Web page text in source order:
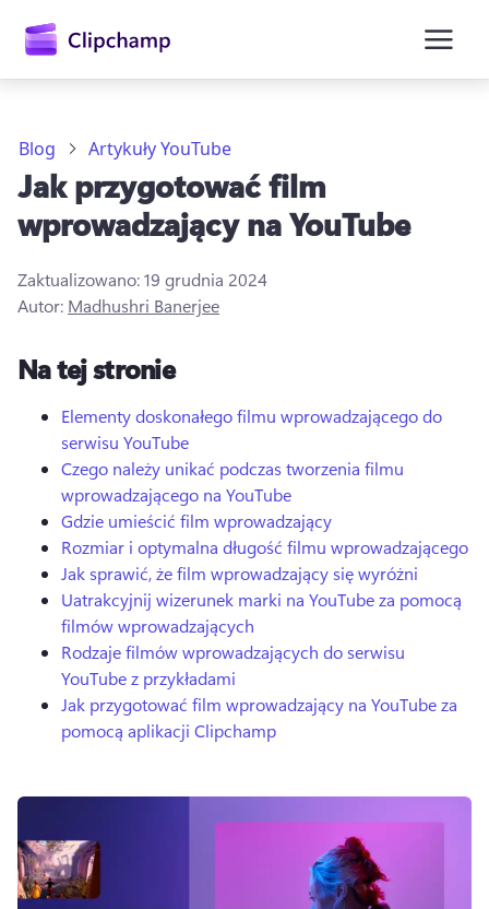
głównej
Zaloguj się
Blog Artykuły YouTube
Jak przygotować film
wprowadzający na YouTube
Zaktualizowano:19 grudnia 2024
Autor: Madhushri Banerjee
Na tej stronie
Elementy doskonałego filmu wprowadzającego do
serwisu YouTube
Czego należy unikać podczas tworzenia filmu
wprowadzającego na YouTube
Gdzie umieścić film wprowadzający
Rozmiar i optymalna długość filmu wprowadzającego
Jak sprawić, że film wprowadzający się wyróżni
Uatrakcyjnij wizerunek marki na YouTube za pomocą
filmów wprowadzających
Rodzaje filmów wprowadzających do serwisu
YouTube z przykładami
Jak przygotować film wprowadzający na YouTube za
pomocą aplikacji Clipchamp